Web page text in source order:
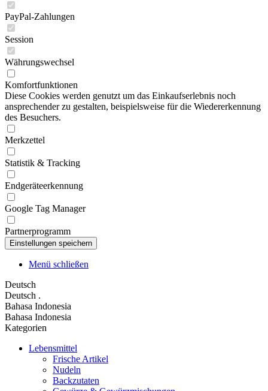
PayPal-Zahlungen
Session
Währungswechsel
Komfortfunktionen
Diese Cookies werden genutzt um das Einkaufserlebnis noch
ansprechender zu gestalten, beispielsweise für die Wiedererkennung
des Besuchers.
Merkzettel
Statistik & Tracking
Endgeräteerkennung
Google Tag Manager
Partnerprogramm
Menü schließen
Deutsch
Deutsch .
Bahasa Indonesia
Bahasa Indonesia
Kategorien
Lebensmittel
Frische Artikel
Nudeln
Backzutaten